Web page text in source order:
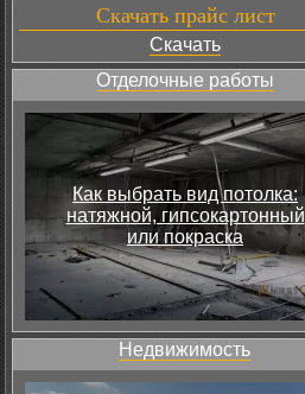
Скачать прайс лист
Скачать
Отделочные работы
Как выбрать вид потолка:
натяжной, гипсокартонный
или покраска
Недвижимость